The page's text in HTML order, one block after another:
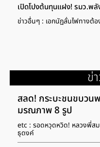
เปิดโปงต้นทุนแฝง! รมว.พลั
ข่าวอื่นๆ : เอกนัฏลั่นไฟทางต้อ
ข่
สลด! กระบะชนขบวน
มรณภาพ 8 รูป
etc : รอดหวุดหวิด! หลวงพี่ส
ธุดงค์